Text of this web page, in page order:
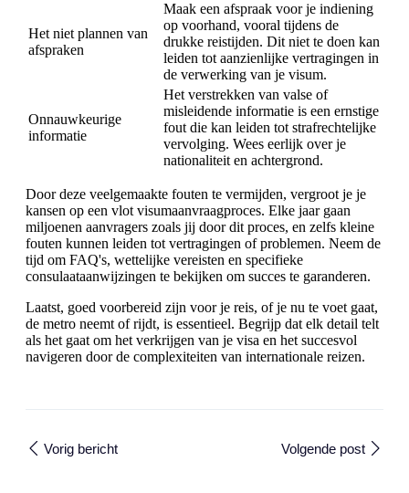
Het niet plannen van
afspraken
Maak een afspraak voor je indiening
op voorhand, vooral tijdens de
drukke reistijden. Dit niet te doen kan
leiden tot aanzienlijke vertragingen in
de verwerking van je visum.
Onnauwkeurige
informatie
Het verstrekken van valse of
misleidende informatie is een ernstige
fout die kan leiden tot strafrechtelijke
vervolging. Wees eerlijk over je
nationaliteit en achtergrond.
Door deze veelgemaakte fouten te vermijden, vergroot je je
kansen op een vlot visumaanvraagproces. Elke jaar gaan
miljoenen aanvragers zoals jij door dit proces, en zelfs kleine
fouten kunnen leiden tot vertragingen of problemen. Neem de
tijd om FAQ's, wettelijke vereisten en specifieke
consulaataanwijzingen te bekijken om succes te garanderen.
Laatst, goed voorbereid zijn voor je reis, of je nu te voet gaat,
de metro neemt of rijdt, is essentieel. Begrijp dat elk detail telt
als het gaat om het verkrijgen van je visa en het succesvol
navigeren door de complexiteiten van internationale reizen.
Vorig bericht Volgende post